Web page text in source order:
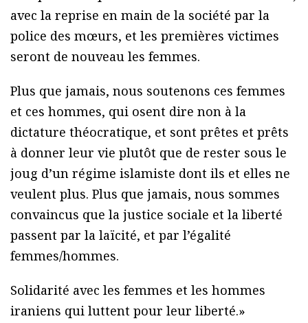
avec la reprise en main de la société par la
police des mœurs, et les premières victimes
seront de nouveau les femmes.
Plus que jamais, nous soutenons ces femmes
et ces hommes, qui osent dire non à la
dictature théocratique, et sont prêtes et prêts
à donner leur vie plutôt que de rester sous le
joug d’un régime islamiste dont ils et elles ne
veulent plus. Plus que jamais, nous sommes
convaincus que la justice sociale et la liberté
passent par la laïcité, et par l’égalité
femmes/hommes.
Solidarité avec les femmes et les hommes
iraniens qui luttent pour leur liberté.»